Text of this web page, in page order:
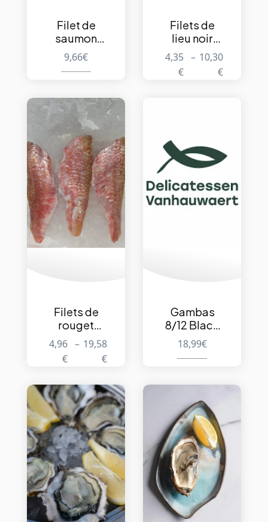
Filet de
saumon
surgelé –
27,99€/kg
9,66€
Filets de
lieu noir
surgelés –
22,90€/kg
4,35
€
– 10,30
€
Filets de
rouget
surgelés –
34,90€/kg
4,96
€
– 19,58
€
Gambas
8/12 Black
Tiger –
Surgelées –
18,99€